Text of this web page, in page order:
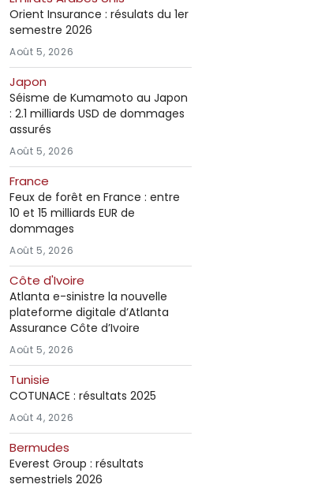
Orient Insurance : résulats du 1er
semestre 2026
Août 5, 2026
Japon
Séisme de Kumamoto au Japon
: 2.1 milliards USD de dommages
assurés
Août 5, 2026
France
Feux de forêt en France : entre
10 et 15 milliards EUR de
dommages
Août 5, 2026
Côte d'Ivoire
Atlanta e-sinistre la nouvelle
plateforme digitale d’Atlanta
Assurance Côte d’Ivoire
Août 5, 2026
Tunisie
COTUNACE : résultats 2025
Août 4, 2026
Bermudes
Everest Group : résultats
semestriels 2026